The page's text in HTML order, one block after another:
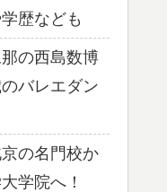
歴なども
の西島数博
バレエダン
の名門校か
学院へ！